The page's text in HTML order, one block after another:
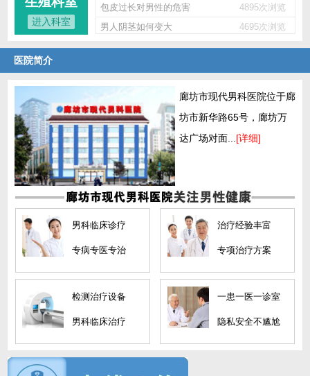
进入科室
包皮过长对男性的危害
4895次浏览
男人阴茎如何变大
4695次浏览
医院简介
廊坊市现代男科医院位于廊
坊市新华路65号，廊坊万
达广场对面... [详细]
男科临床诊疗
专病专医专治
治疗经验丰富
专项治疗方案
检测治疗设备
男科临床治疗
一患一医一诊室
隐私安全不尴尬